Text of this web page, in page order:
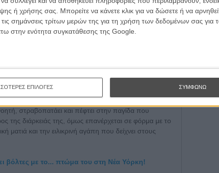
ή χρήσης σας. Μπορείτε να κάνετε κλικ για να δώσετε ή να
σημάνσεις τρίτων μερών της για τη χρήση των δεδομένων σας
στην ενότητα συγκατάθεσης της Google.
ΕΠΙΛΟΓΕΣ ΣΥΜΦΩΝΩ
σε απόλυτο συντονισμό με την ποπ
εικόνες που συνοδεύουν τα
που σαφώς τοποθετούν την ταινία στην αισθητική
εξτραβαγκάνζα και την επιμονή στα σκατά και
του νεκρού, η ταινία έχει όντως την δική της
χωρίς να ζορίζεται, αναπτύσσοντας οργανικά τις
εκεί προς το τέλος, συλλαβίζει με υπερβολή το
στραβοπατάει και πέφτει στην παγίδα που
της διάρκειάς της, όμως επανέρχεται σε φόρμα με το
ματιά και την ειλικρινή αγάπη που δείχνει στους
βόλτες με το... πτώμα του στη Νέα Υόρκη!
ΕΓΓΡΑΦΗ